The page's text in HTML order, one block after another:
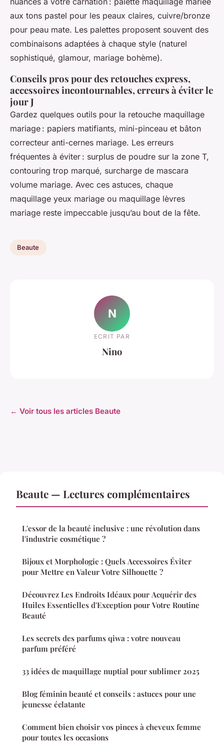
aux tons pastel pour les peaux claires, cuivre/bronze
pour peau mate. Les palettes proposent souvent des
combinaisons adaptées à chaque style (naturel
sophistiqué, glamour, mariage bohème).
Conseils pros pour des retouches express,
accessoires incontournables, erreurs à éviter le
jour J
Gardez quelques outils pour la retouche maquillage
mariage : papiers matifiants, mini-pinceau et bâton
correcteur anti-cernes mariage. Les erreurs
fréquentes à éviter : surplus de poudre sur la zone T,
contouring trop marqué, surcharge de mascara
volume mariage. Avec ces astuces, chaque
maquillage yeux mariage ou maquillage lèvres
mariage reste impeccable jusqu’au bout de la fête.
Beaute
N
ECRIT PAR
Nino
← Voir tous les articles Beaute
Beaute — Lectures complémentaires
L'essor de la beauté inclusive : une révolution dans
l'industrie cosmétique ?
Bijoux et Morphologie : Quels Accessoires Éviter
pour Mettre en Valeur Votre Silhouette ?
Découvrez Les Endroits Idéaux pour Acquérir des
Huiles Essentielles d'Exception pour Votre Routine
Beauté
Les secrets des parfums qiwa : votre nouveau
parfum préféré
33 idées de maquillage nuptial pour sublimer 2025
Blog féminin beauté et conseils : astuces pour une
jeunesse éclatante
Comment bien choisir vos pinces à cheveux femme
pour toutes les occasions